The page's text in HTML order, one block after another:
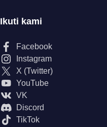
Ikuti kami
Facebook
Instagram
X (Twitter)
YouTube
VK
Discord
TikTok